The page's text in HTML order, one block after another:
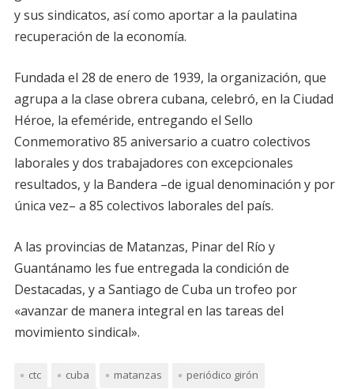
y sus sindicatos, así como aportar a la paulatina
recuperación de la economía.
Fundada el 28 de enero de 1939, la organización, que
agrupa a la clase obrera cubana, celebró, en la Ciudad
Héroe, la efeméride, entregando el Sello
Conmemorativo 85 aniversario a cuatro colectivos
laborales y dos trabajadores con excepcionales
resultados, y la Bandera –de igual denominación y por
única vez– a 85 colectivos laborales del país.
A las provincias de Matanzas, Pinar del Río y
Guantánamo les fue entregada la condición de
Destacadas, y a Santiago de Cuba un trofeo por
«avanzar de manera integral en las tareas del
movimiento sindical».
ctc cuba matanzas periódico girón